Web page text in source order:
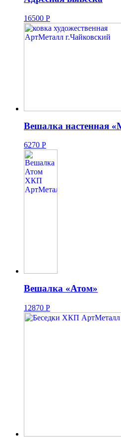
16500 Р
Вешалка настенная
6270 Р
Вешалка «Атом»
12870 Р